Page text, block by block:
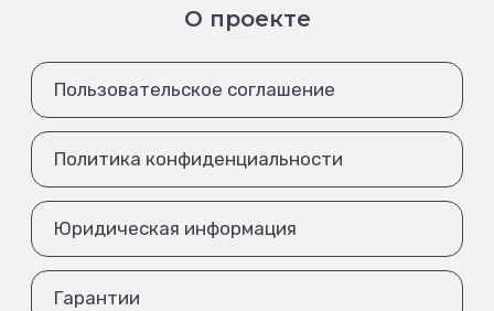
О проекте
Пользовательское соглашение
Политика конфиденциальности
Юридическая информация
Гарантии